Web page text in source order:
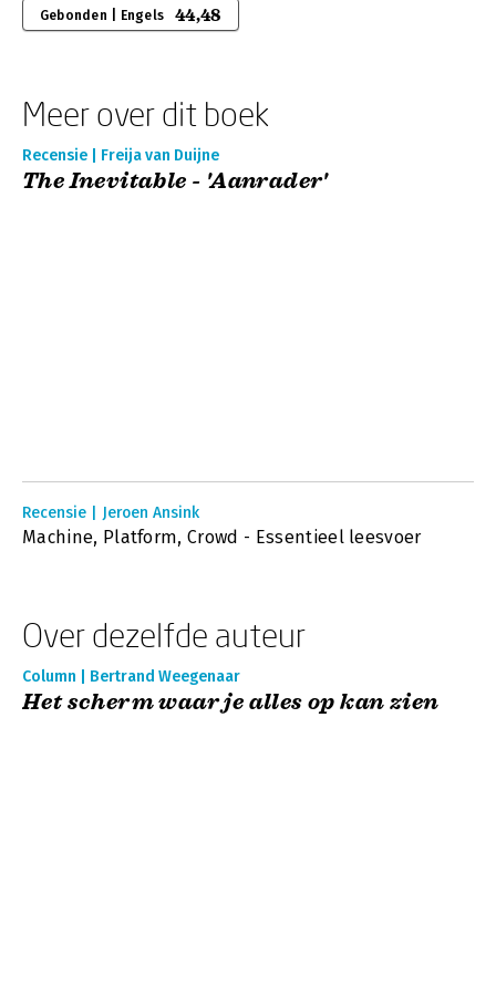
Gebonden | Engels 44,48
Meer over dit boek
Recensie | Freija van Duijne
The Inevitable - 'Aanrader'
Recensie | Jeroen Ansink
Machine, Platform, Crowd - Essentieel leesvoer
Over dezelfde auteur
Column | Bertrand Weegenaar
Het scherm waar je alles op kan zien